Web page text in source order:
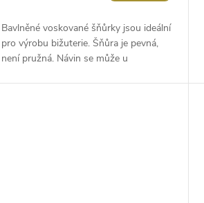
Bavlněné voskované šňůrky jsou ideální
pro výrobu bižuterie. Šňůra je pevná,
není pružná. Návin se může u